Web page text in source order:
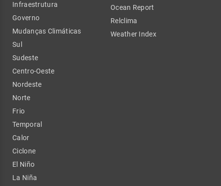
Infraestrutura
Governo
Mudanças Climáticas
Sul
Sudeste
Centro-Oeste
Nordeste
Norte
Frio
Temporal
Calor
Ciclone
El Niño
La Niña
Ocean Report
Relclima
Weather Index